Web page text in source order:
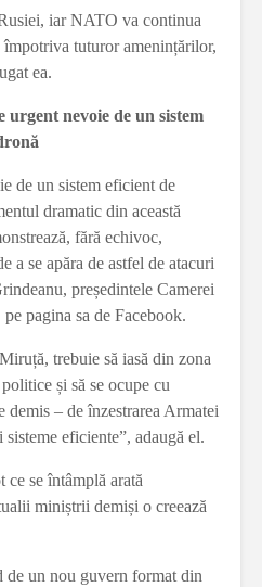
iar NATO va continua
împotriva tuturor amenințărilor,
ea.
nevoie de un sistem
de un sistem eficient de
dramatic din această
fără echivoc,
a se apăra de astfel de atacuri
președintele Camerei
pagina sa de Facebook.
trebuie să iasă din zona
și să se ocupe cu
demis – de înzestrarea Armatei
eficiente”, adaugă el.
se întâmplă arată
miniștrii demiși o creează
de un nou guvern format din